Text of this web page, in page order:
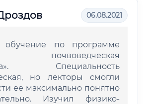
06.08.2021
обучение по программе
почвоведческая
Специальность
но лекторы смогли
ее максимально понятно
Изучил физико-